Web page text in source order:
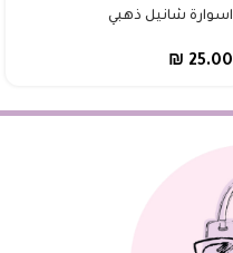
اسوارة شانيل ذهبي
₪ 25.00